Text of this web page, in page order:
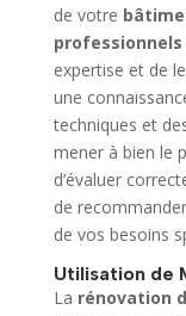
de votre
expertise et de
une
techniques et
mener à bien le
d’évaluer
de
de vos besoins
Utilisation de
La rénovation